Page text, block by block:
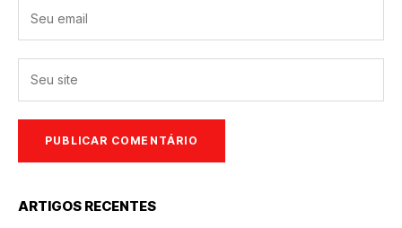
ARTIGOS RECENTES